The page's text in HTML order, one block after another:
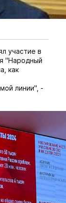
участие в
"Народный
как
линии", -